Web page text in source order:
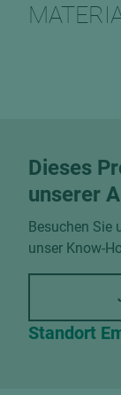
Dieses
unserer
Besuchen Sie
unser Know-
Standort